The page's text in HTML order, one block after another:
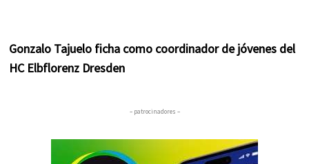
Gonzalo Tajuelo ficha como coordinador de jóvenes del
HC Elbflorenz Dresden
– patrocinadores –